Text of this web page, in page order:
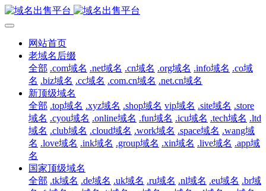
网站首页
老域名后缀
全部 .com域名 .net域名 .cn域名 .org域名 .info域名 .co域
名 .biz域名 .cc域名 .com.cn域名 .net.cn域名
新顶级域名
全部 .top域名 .xyz域名 .shop域名 vip域名 .site域名 .store
域名 .cyou域名 .online域名 .fun域名 .icu域名 .tech域名 .ltd
域名 .club域名 .cloud域名 .work域名 .space域名 .wang域
名 .love域名 .ink域名 .group域名 .xin域名 .live域名 .app域
名
国家顶级域名
全部 .tk域名 .de域名 .uk域名 .ru域名 .nl域名 .eu域名 .br域